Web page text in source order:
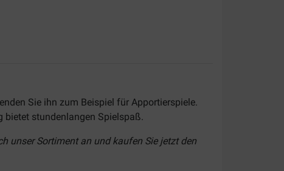
Sie ihn zum Beispiel für Apportierspiele.
bietet stundenlangen Spielspaß.
unser Sortiment an und kaufen Sie jetzt den